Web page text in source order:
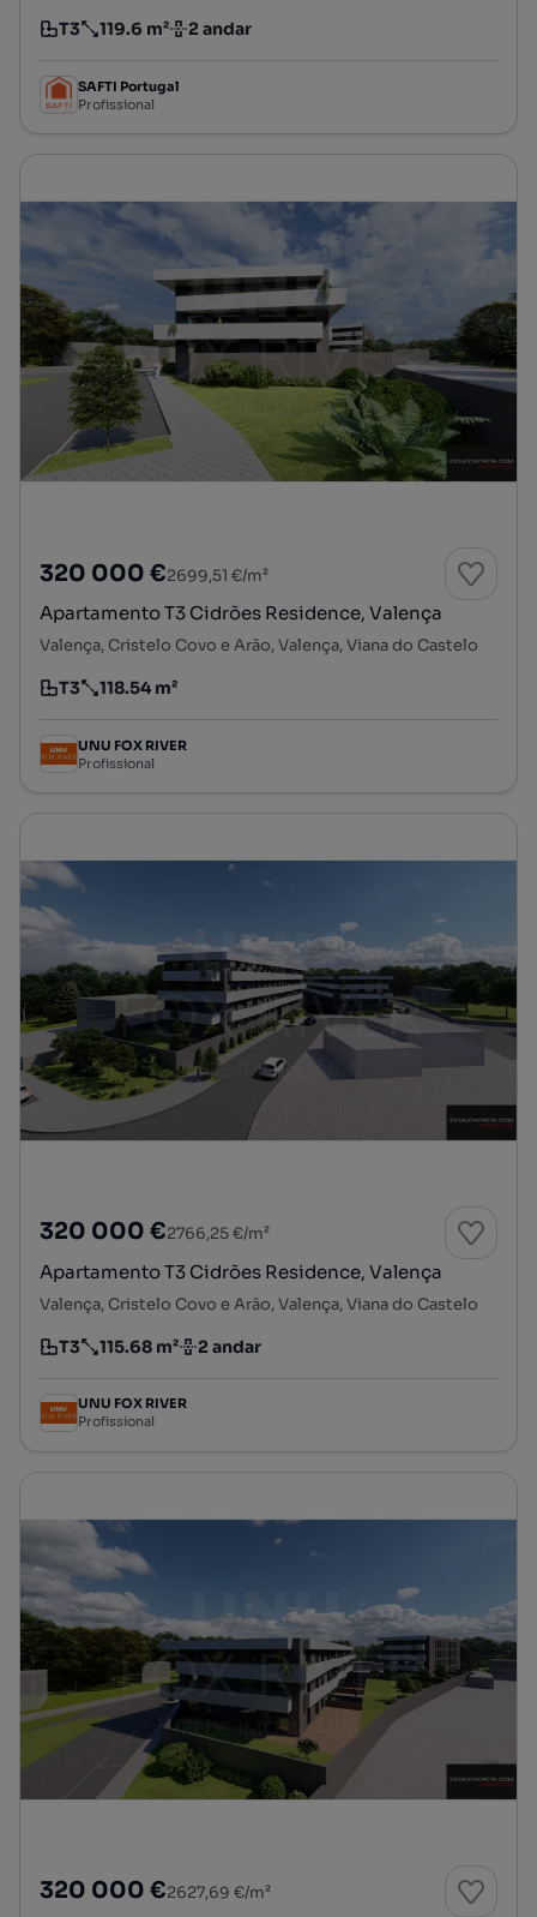
Tipologia
T3
Preço por metro quadrado
119.6 m²
Andar 2 andar
SAFTI Portugal
Profissional
320 000 €2699,51 €/m²
Apartamento T3 Cidrões Residence, Valença
Valença, Cristelo Covo e Arão, Valença, Viana do Castelo
Tipologia
T3
Preço por metro quadrado
118.54 m²
UNU FOX RIVER
Profissional
320 000 €2766,25 €/m²
Apartamento T3 Cidrões Residence, Valença
Valença, Cristelo Covo e Arão, Valença, Viana do Castelo
Tipologia
T3
Preço por metro quadrado
115.68 m²
Andar 2 andar
UNU FOX RIVER
Profissional
320 000 €2627,69 €/m²